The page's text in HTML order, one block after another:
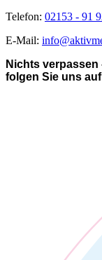
Telefon: 02153 - 91
E-Mail:
Nichts verpassen
folgen Sie uns